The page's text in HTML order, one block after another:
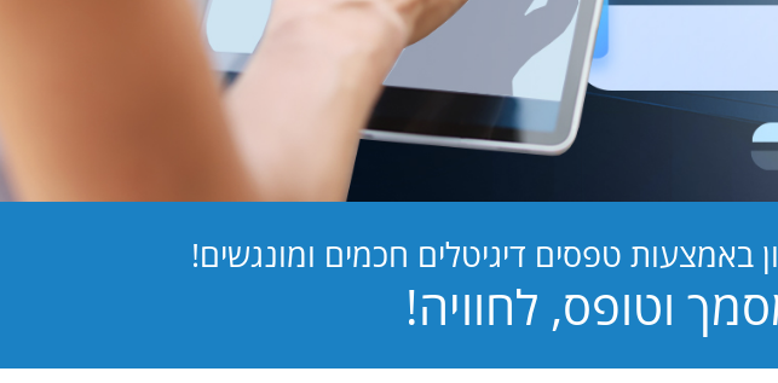
טפסים דיגיטלים חכמים ומונגשים!